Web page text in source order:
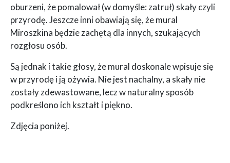
oburzeni, że pomalował (w domyśle: zatruł) skały czyli
przyrodę. Jeszcze inni obawiają się, że mural
Miroszkina będzie zachętą dla innych, szukających
rozgłosu osób.
Są jednak i takie głosy, że mural doskonale wpisuje się
w przyrodę i ją ożywia. Nie jest nachalny, a skały nie
zostały zdewastowane, lecz w naturalny sposób
podkreślono ich kształt i piękno.
Zdjęcia poniżej.